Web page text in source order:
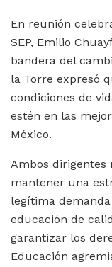
En reunión
SEP, Emilio
bandera del
la Torre expresó
condiciones de
estén en las
México.
Ambos dirigentes
mantener una
legítima
educación de
garantizar los
Educación